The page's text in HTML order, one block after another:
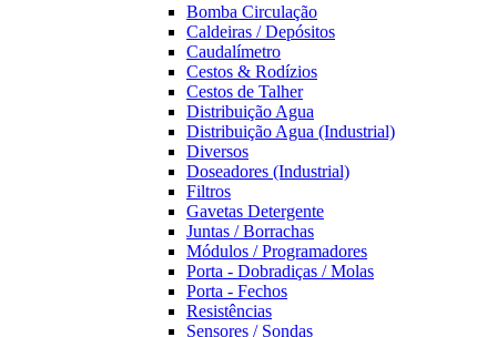
Bomba Circulação
Caldeiras / Depósitos
Caudalímetro
Cestos & Rodízios
Cestos de Talher
Distribuição Agua
Distribuição Agua (Industrial)
Diversos
Doseadores (Industrial)
Filtros
Gavetas Detergente
Juntas / Borrachas
Módulos / Programadores
Porta - Dobradiças / Molas
Porta - Fechos
Resistências
Sensores / Sondas